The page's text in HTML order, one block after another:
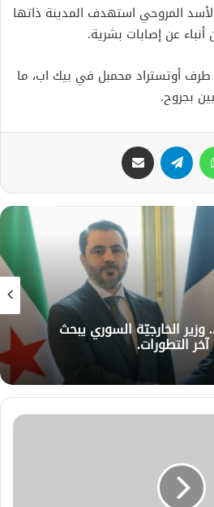
المروحي استهدف المدينة ذاتها
أنباء عن إصابات بشرية.
طرف أوتستراد محمبل في بيك اب، ما
بجروح.
واتساب تيلقرام
الخارجيّة السوري يبحث
التطورات.